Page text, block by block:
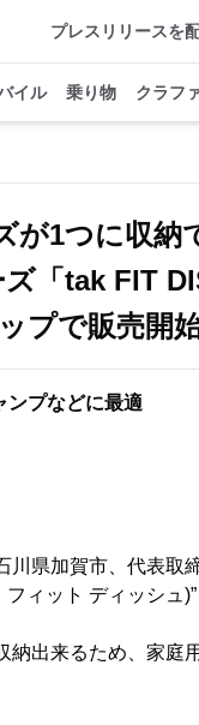
プレスリリースを
イル 乗り物 クラフ
が1つに収
「tak FIT
プで販売開
プなどに最適
県加賀市、代表取
ィット ディッシュ
出来るため、家庭